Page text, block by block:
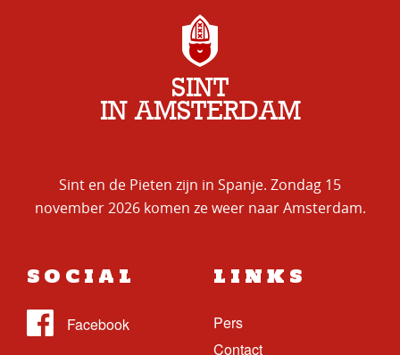
SINT
IN AMSTERDAM
Sint en de Pieten zijn in Spanje. Zondag 15
november 2026 komen ze weer naar Amsterdam.
SOCIAL LINKS
Pers
Contact